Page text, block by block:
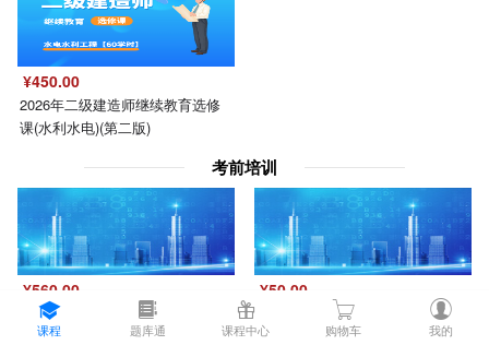
¥450.00
2026年二级建造师继续教育选修
课(水利水电)(第二版)
考前培训
¥560.00
建设行业工人职业技能培训[（中
级）]
¥50.00
2024施工现场专业人员习题集团
队通道（教材）
课程 题库通 课程中心 购物车 我的